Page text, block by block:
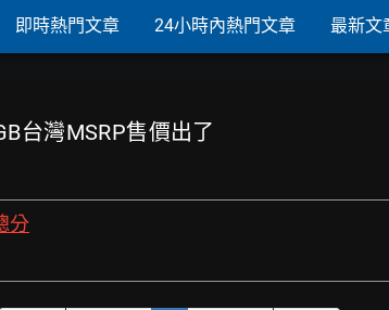
即時熱門文章 24小時內熱門文章 最新文
台灣MSRP售價出了
分